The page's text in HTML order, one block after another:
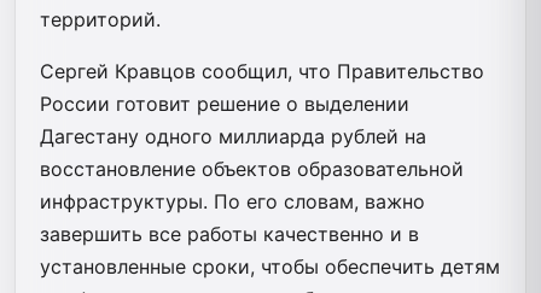
территорий.
Сергей Кравцов сообщил, что Правительство
России готовит решение о выделении
Дагестану одного миллиарда рублей на
восстановление объектов образовательной
инфраструктуры. По его словам, важно
завершить все работы качественно и в
установленные сроки, чтобы обеспечить детям